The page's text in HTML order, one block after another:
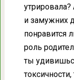
и замужних
понравится
роль
ты